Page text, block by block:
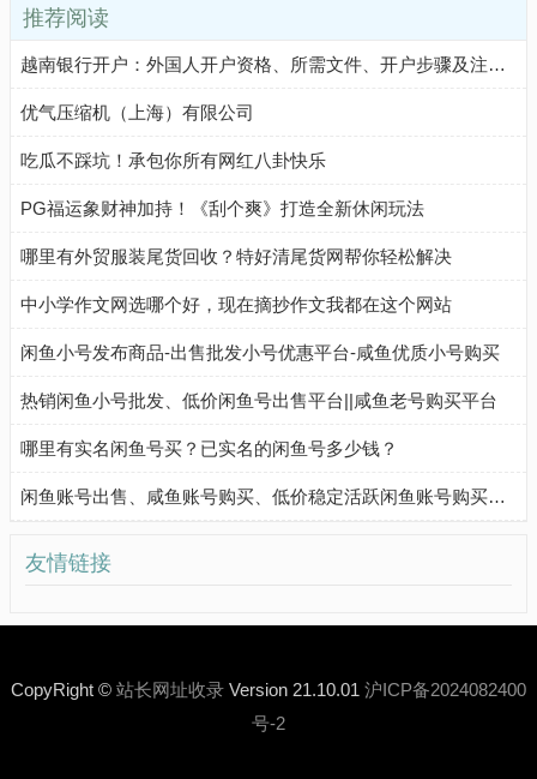
推荐阅读
越南银行开户：外国人开户资格、所需文件、开户步骤及注意事项
优气压缩机（上海）有限公司
吃瓜不踩坑！承包你所有网红八卦快乐
PG福运象财神加持！《刮个爽》打造全新休闲玩法
哪里有外贸服装尾货回收？特好清尾货网帮你轻松解决
中小学作文网选哪个好，现在摘抄作文我都在这个网站
闲鱼小号发布商品-出售批发小号优惠平台-咸鱼优质小号购买
热销闲鱼小号批发、低价闲鱼号出售平台||咸鱼老号购买平台
哪里有实名闲鱼号买？已实名的闲鱼号多少钱？
闲鱼账号出售、咸鱼账号购买、低价稳定活跃闲鱼账号购买流程
友情链接
CopyRight © 站长网址收录 Version 21.10.01 沪ICP备2024082400
号-2